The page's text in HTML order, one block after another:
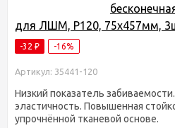
для ЛШМ, P120, 75х457мм,
-32 ₽ -16%
Артикул: 35441-120
Низкий показатель
эластичность. Повышенная
упрочнённой тканевой основе.